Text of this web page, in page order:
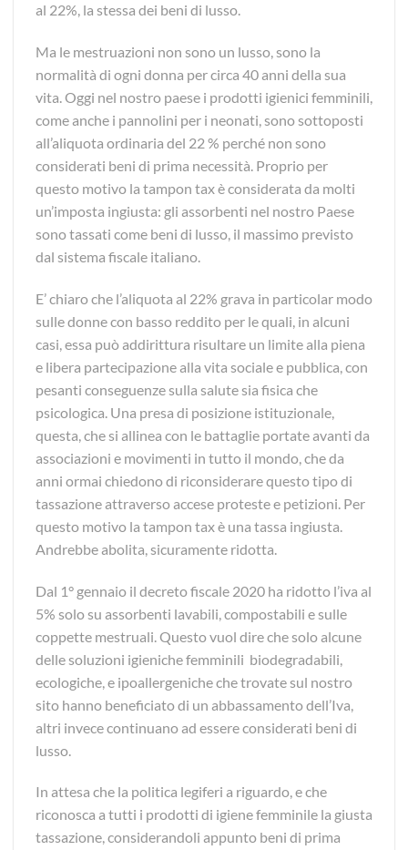
al 22%, la stessa dei beni di lusso.
Ma le mestruazioni non sono un lusso, sono la
normalità di ogni donna per circa 40 anni della sua
vita. Oggi nel nostro paese i prodotti igienici femminili,
come anche i pannolini per i neonati, sono sottoposti
all’aliquota ordinaria del 22 % perché non sono
considerati beni di prima necessità. Proprio per
questo motivo la tampon tax è considerata da molti
un’imposta ingiusta: gli assorbenti nel nostro Paese
sono tassati come beni di lusso, il massimo previsto
dal sistema fiscale italiano.
E’ chiaro che l’aliquota al 22% grava in particolar modo
sulle donne con basso reddito per le quali, in alcuni
casi, essa può addirittura risultare un limite alla piena
e libera partecipazione alla vita sociale e pubblica, con
pesanti conseguenze sulla salute sia fisica che
psicologica. Una presa di posizione istituzionale,
questa, che si allinea con le battaglie portate avanti da
associazioni e movimenti in tutto il mondo, che da
anni ormai chiedono di riconsiderare questo tipo di
tassazione attraverso accese proteste e petizioni. Per
questo motivo la tampon tax è una tassa ingiusta.
Andrebbe abolita, sicuramente ridotta.
Dal 1° gennaio il decreto fiscale 2020 ha ridotto l’iva al
5% solo su assorbenti lavabili, compostabili e sulle
coppette mestruali. Questo vuol dire che solo alcune
delle soluzioni igieniche femminili biodegradabili,
ecologiche, e ipoallergeniche che trovate sul nostro
sito hanno beneficiato di un abbassamento dell’Iva,
altri invece continuano ad essere considerati beni di
lusso.
In attesa che la politica legiferi a riguardo, e che
riconosca a tutti i prodotti di igiene femminile la giusta
tassazione, considerandoli appunto beni di prima